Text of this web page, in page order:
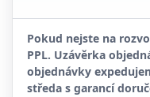
Pokud nejste na
PPL. Uzávěrka
objednávky
středa s garancí